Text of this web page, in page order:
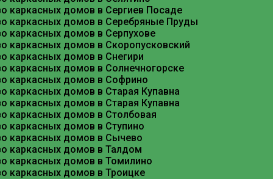
каркасных домов в Сергиев Посаде
каркасных домов в Серебряные Пруды
каркасных домов в Серпухове
каркасных домов в Скоропусковский
каркасных домов в Снегири
каркасных домов в Солнечногорске
каркасных домов в Софрино
каркасных домов в Старая Купавна
каркасных домов в Старая Купавна
каркасных домов в Столбовая
каркасных домов в Ступино
каркасных домов в Сычево
каркасных домов в Талдом
каркасных домов в Томилино
каркасных домов в Троицке
© 2026 Все права защищены. Компания СтройМегаМолл
Форма обратной связи